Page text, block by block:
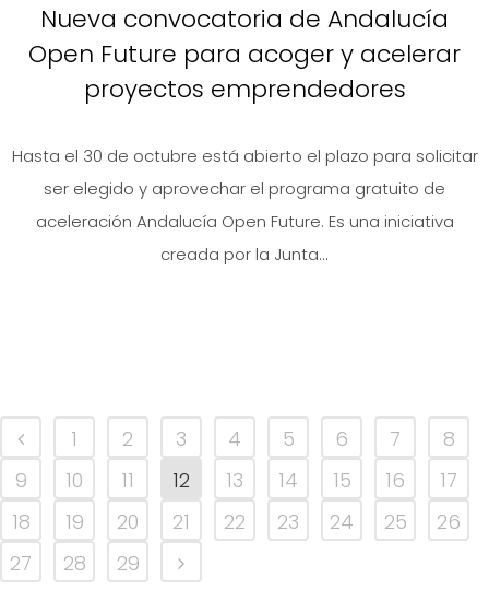
Nueva convocatoria de Andalucía
Open Future para acoger y acelerar
proyectos emprendedores
Hasta el 30 de octubre está abierto el plazo para solicitar
ser elegido y aprovechar el programa gratuito de
aceleración Andalucía Open Future. Es una iniciativa
creada por la Junta...
1 2 3 4 5 6 7
8
9
10 11 12 13 14 15 16
17
18
19 20 21 22 23 24 25
26
27
28 29